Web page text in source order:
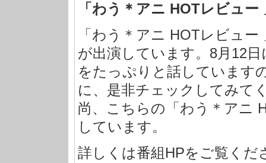
「わう＊アニ HOTレビュ
「わう＊アニ HOTレビュ
が出演しています。8月12
をたっぷりと話しています
に、是非チェックしてみて
尚、こちらの「わう＊アニ
しています。
詳しくは番組HPをご覧くだ